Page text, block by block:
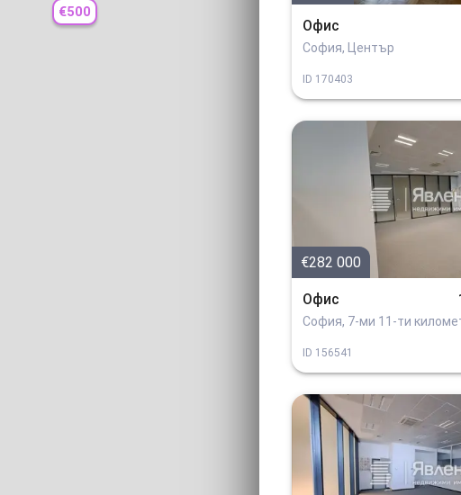
€500
Офис
София, Център
ID 170403
€282 000
Офис
София, 7-ми 11-ти
ID 156541